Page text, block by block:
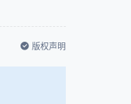
版权声明